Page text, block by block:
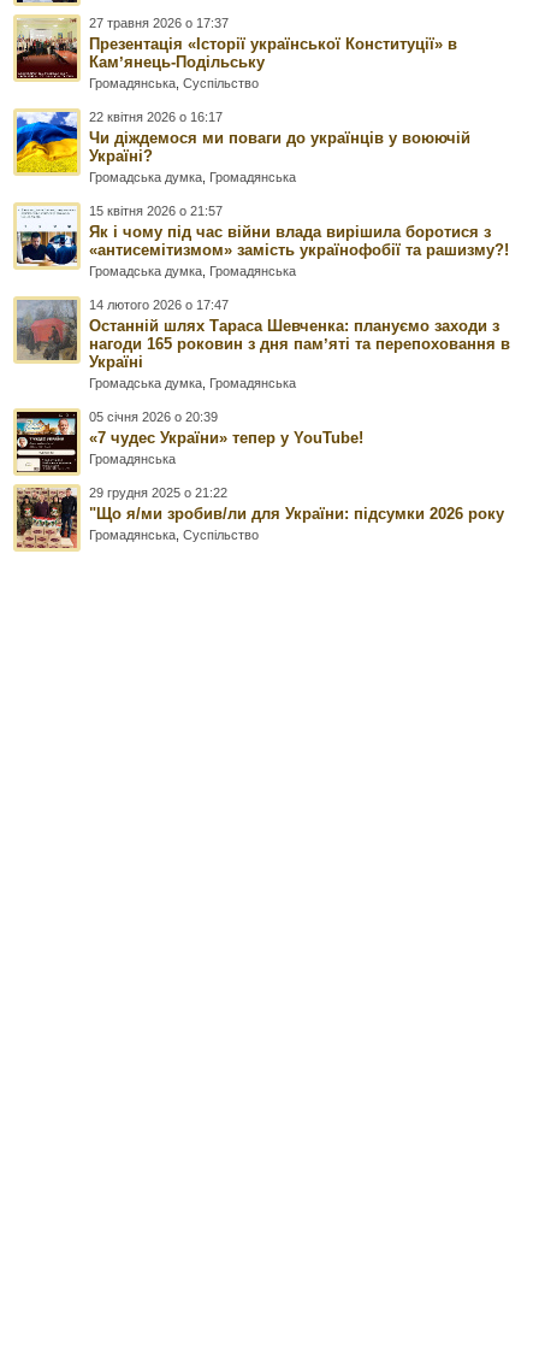
27 травня 2026 о 17:37
Презентація «Історії української Конституції» в
Камʼянець-Подільську
Громадянська ,Суспільство
22 квітня 2026 о 16:17
Чи діждемося ми поваги до українців у воюючій
Україні?
Громадська думка Громадянська
15 квітня 2026 о 21:57
Як і чому під час війни влада вирішила боротися з
«антисемітизмом» замість українофобії та рашизму?!
Громадська думка Громадянська
14 лютого 2026 о 17:47
Останній шлях Тараса Шевченка: плануємо заходи з
нагоди 165 роковин з дня памʼяті та перепоховання в
Україні
Громадська думка Громадянська
05 січня 2026 о 20:39
«7 чудес України» тепер у YouTube!
Громадянська
29 грудня 2025 о 21:22
"Що я/ми зробив/ли для України: підсумки 2026 року
Громадянська ,Суспільство